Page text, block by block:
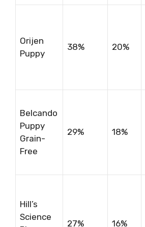
Orijen
Puppy
38% 20%
Belcando
Puppy
Grain-
Free
29% 18%
Hill’s
Science
27% 16%